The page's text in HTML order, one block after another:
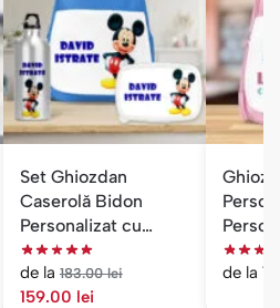
Set Ghiozdan
Caserolă Bidon
Personalizat cu
Nume și Personaj —
Băieți
de la 183.00lei
159.00 lei
Fete
de la